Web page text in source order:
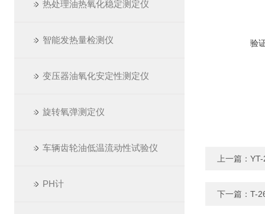
热处理油热氧化稳定测定仪
智能发热量检测仪
变压器油氧化安定性测定仪
旋转氧弹测定仪
车辆齿轮油低温流动性试验仪
PH计
验
上一篇：
下一篇： T-